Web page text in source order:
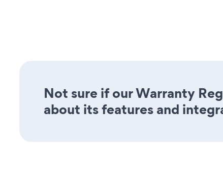
Not sure if our Warranty
about its features and